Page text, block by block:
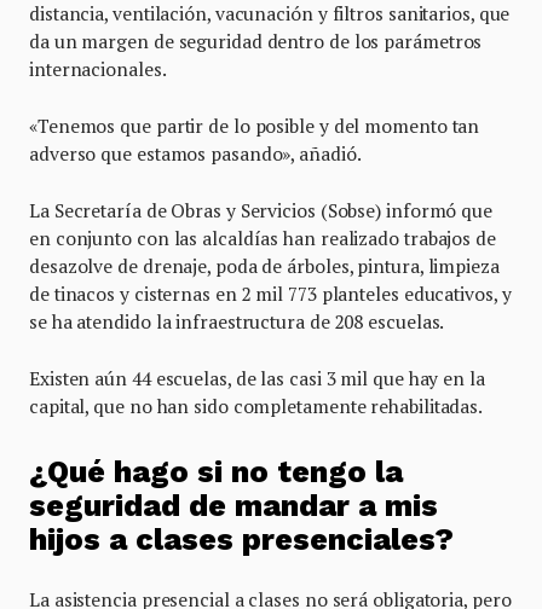
distancia, ventilación, vacunación y filtros sanitarios, que
da un margen de seguridad dentro de los parámetros
internacionales.
«Tenemos que partir de lo posible y del momento tan
adverso que estamos pasando», añadió.
La Secretaría de Obras y Servicios (Sobse) informó que
en conjunto con las alcaldías han realizado trabajos de
desazolve de drenaje, poda de árboles, pintura, limpieza
de tinacos y cisternas en 2 mil 773 planteles educativos, y
se ha atendido la infraestructura de 208 escuelas.
Existen aún 44 escuelas, de las casi 3 mil que hay en la
capital, que no han sido completamente rehabilitadas.
¿Qué hago si no tengo la
seguridad de mandar a mis
hijos a clases presenciales?
La asistencia presencial a clases no será obligatoria, pero